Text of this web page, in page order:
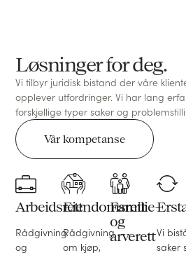
Løsninger for deg.
Vi tilbyr juridisk bistand der våre
opplever utfordringer. Vi har lang
forskjellige typer saker og
Vår kompetanse
Arbeidsrett
Rådgivning
og
Eiendomsrett
Rådgivning
om kjøp,
Familie-
og
arverettVi
saker